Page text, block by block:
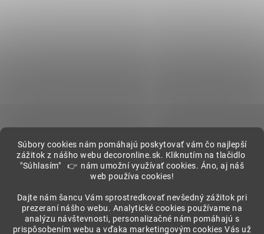
Súbory cookies nám pomáhajú poskytovať vám čo najlepší
zážitok z nášho webu decoronline.sk. Kliknutím na tlačidlo
"Súhlasím" 👉 nám umožní využívať cookies. Áno, aj náš
web používa cookies!
Dajte nám šancu Vám sprostredkovať nevšedný zážitok pri
prezeraní nášho webu. Analytické cookies používame na
analýzu návštevnosti, personalizačné nám pomáhajú s
prispôsobením webu a vďaka marketingovým cookies Vás už
Showroom